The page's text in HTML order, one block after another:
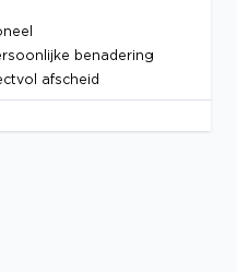
benadering
afscheid